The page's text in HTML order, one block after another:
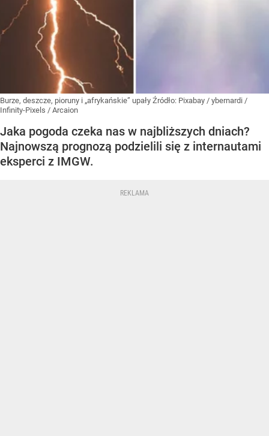
Burze, deszcze, pioruny i „afrykańskie” upały Źródło: Pixabay / ybernardi /
Infinity-Pixels / Arcaion
Jaka pogoda czeka nas w najbliższych dniach?
Najnowszą prognozą podzielili się z internautami
eksperci z IMGW.